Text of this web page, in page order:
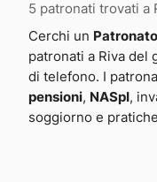
5 patronati trovati a
Cerchi un
patronati a Riva del
di telefono. I
pensioni, NASpI ,
soggiorno e